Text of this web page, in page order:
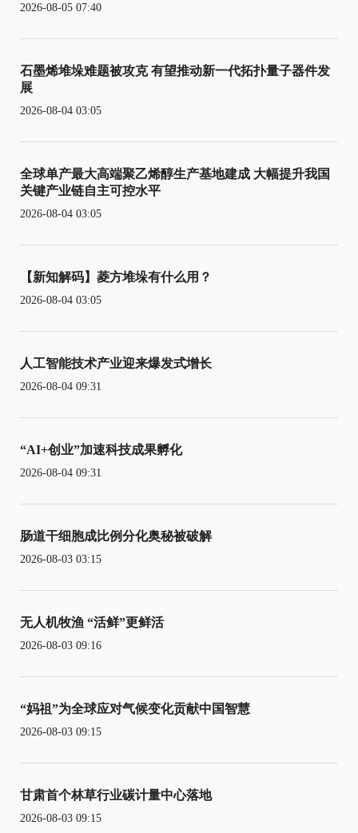
2026-08-05 07:40
石墨烯堆垛难题被攻克 有望推动新一代拓扑量子器件发
展
2026-08-04 03:05
全球单产最大高端聚乙烯醇生产基地建成 大幅提升我国
关键产业链自主可控水平
2026-08-04 03:05
【新知解码】菱方堆垛有什么用？
2026-08-04 03:05
人工智能技术产业迎来爆发式增长
2026-08-04 09:31
“AI+创业”加速科技成果孵化
2026-08-04 09:31
肠道干细胞成比例分化奥秘被破解
2026-08-03 03:15
无人机牧渔 “活鲜”更鲜活
2026-08-03 09:16
“妈祖”为全球应对气候变化贡献中国智慧
2026-08-03 09:15
甘肃首个林草行业碳计量中心落地
2026-08-03 09:15